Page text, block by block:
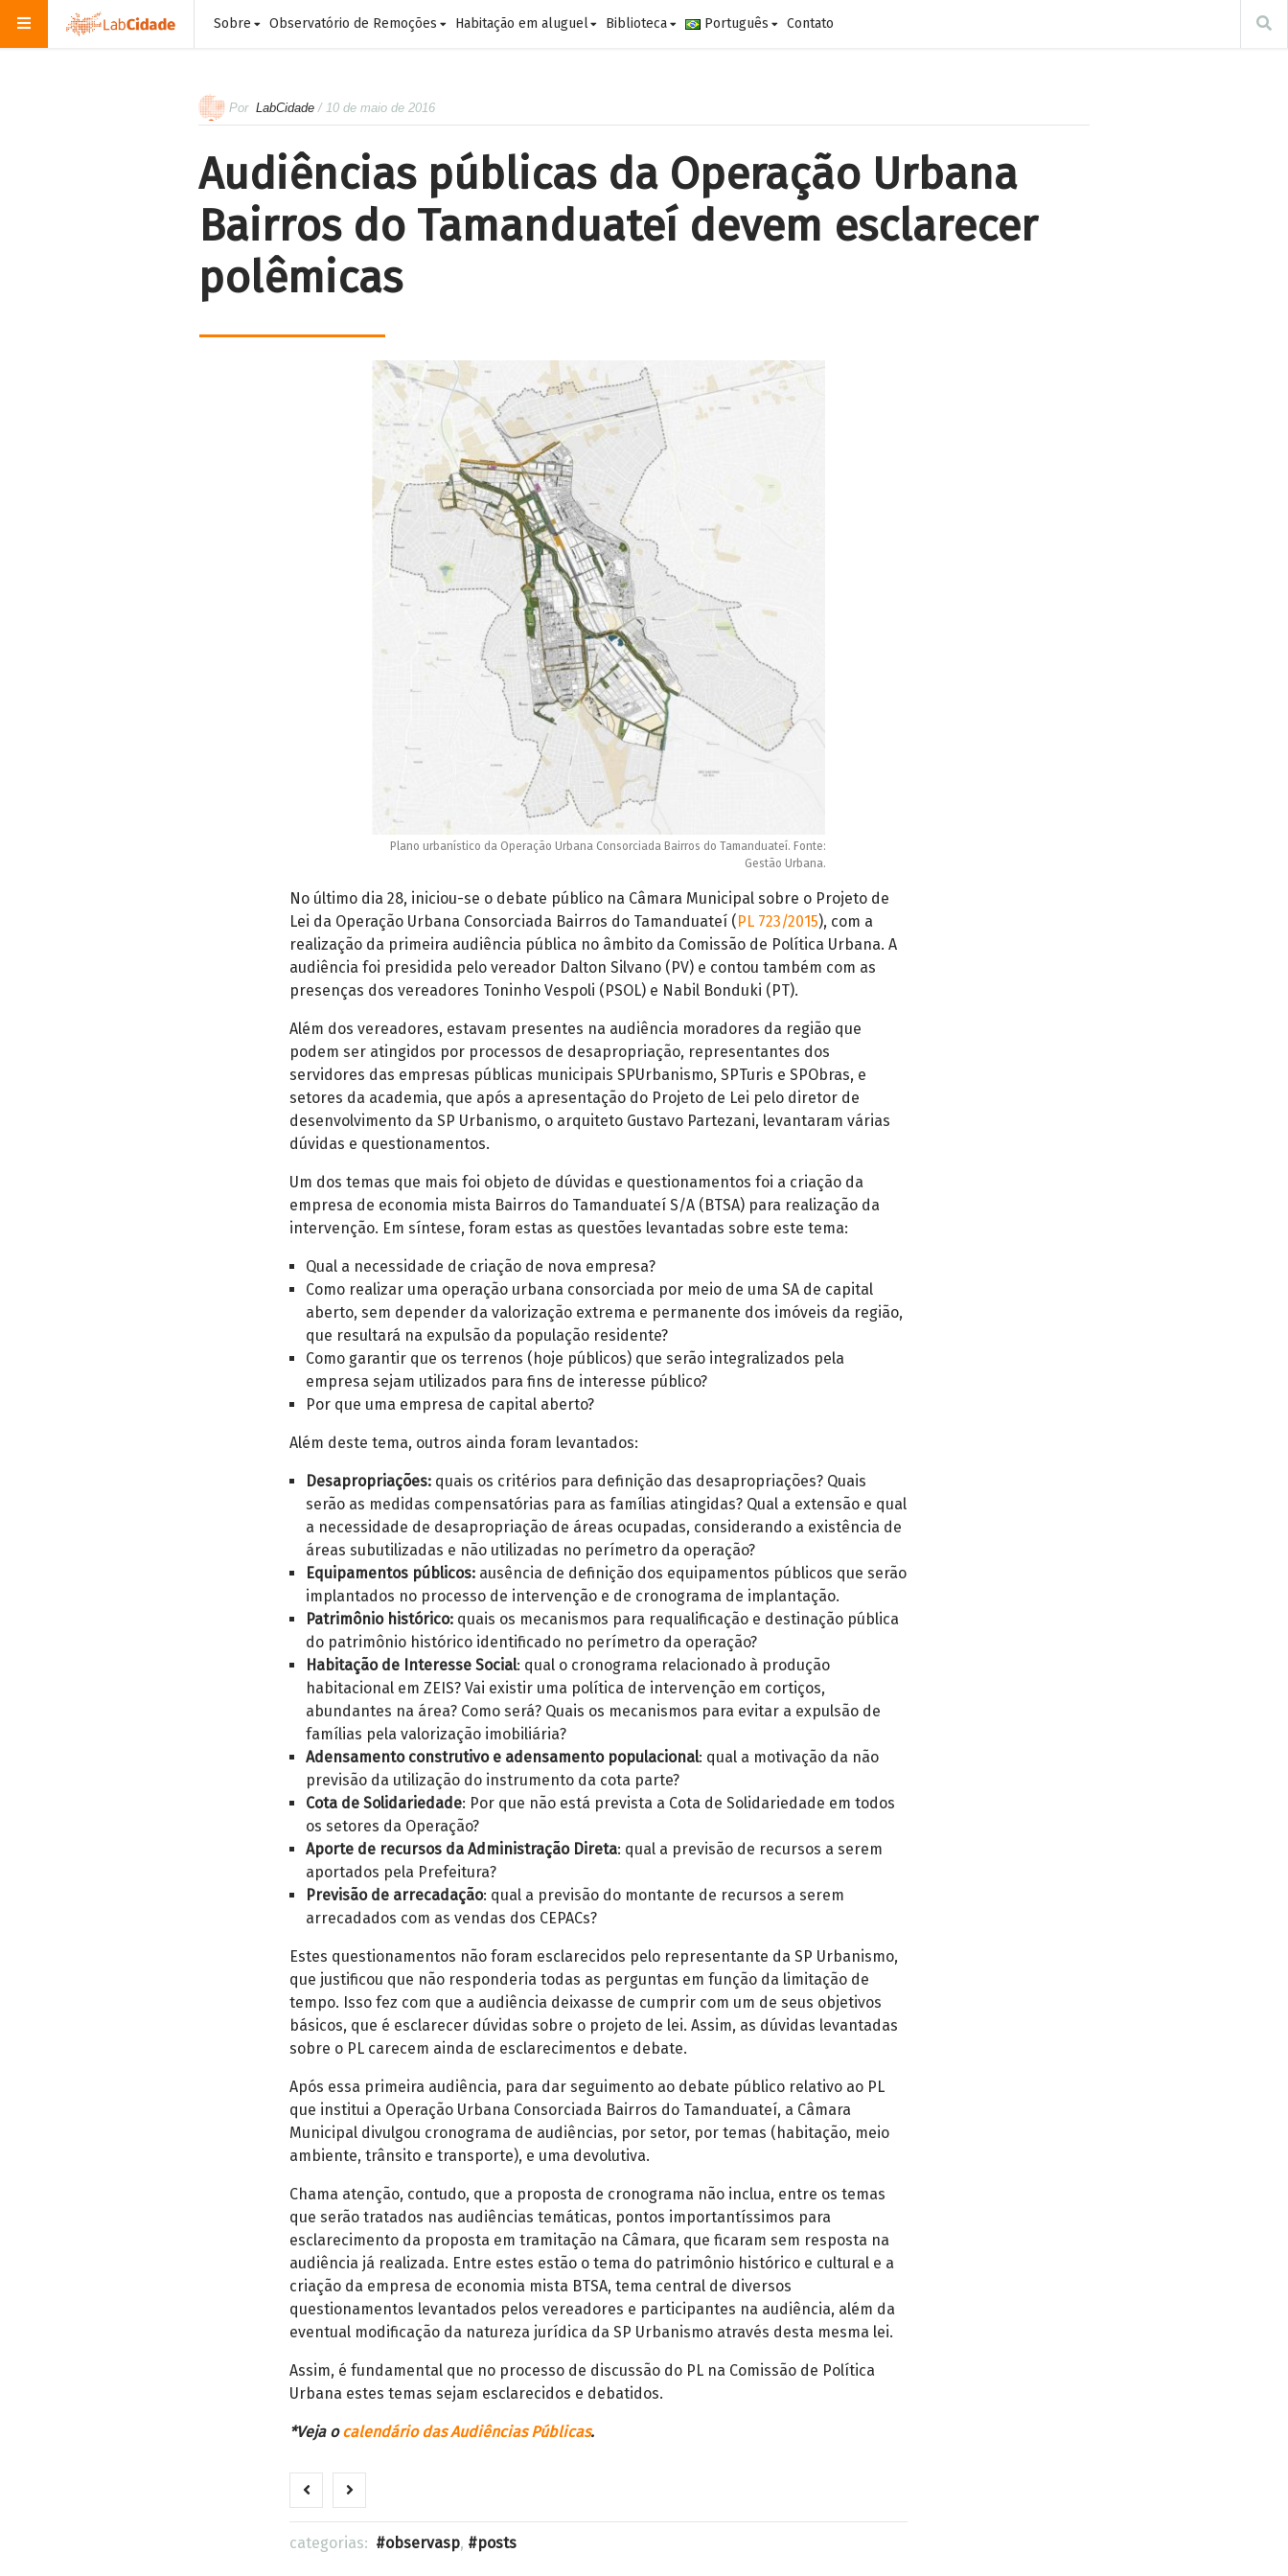
Sobre Observatório de Remoções Habitação em aluguel Biblioteca Português Contato
Por LabCidade / 10 de maio de 2016
Audiências públicas da Operação Urbana
Bairros do Tamanduateí devem esclarecer
polêmicas
Plano urbanístico da Operação Urbana Consorciada Bairros do Tamanduateí. Fonte:
Gestão Urbana.
No último dia 28, iniciou-se o debate público na Câmara Municipal sobre o Projeto de
Lei da Operação Urbana Consorciada Bairros do Tamanduateí (PL 723/2015), com a
realização da primeira audiência pública no âmbito da Comissão de Política Urbana. A
audiência foi presidida pelo vereador Dalton Silvano (PV) e contou também com as
presenças dos vereadores Toninho Vespoli (PSOL) e Nabil Bonduki (PT).
Além dos vereadores, estavam presentes na audiência moradores da região que
podem ser atingidos por processos de desapropriação, representantes dos
servidores das empresas públicas municipais SPUrbanismo, SPTuris e SPObras, e
setores da academia, que após a apresentação do Projeto de Lei pelo diretor de
desenvolvimento da SP Urbanismo, o arquiteto Gustavo Partezani, levantaram várias
dúvidas e questionamentos.
Um dos temas que mais foi objeto de dúvidas e questionamentos foi a criação da
empresa de economia mista Bairros do Tamanduateí S/A (BTSA) para realização da
intervenção. Em síntese, foram estas as questões levantadas sobre este tema:
Qual a necessidade de criação de nova empresa?
Como realizar uma operação urbana consorciada por meio de uma SA de capital
aberto, sem depender da valorização extrema e permanente dos imóveis da região,
que resultará na expulsão da população residente?
Como garantir que os terrenos (hoje públicos) que serão integralizados pela
empresa sejam utilizados para fins de interesse público?
Por que uma empresa de capital aberto?
Além deste tema, outros ainda foram levantados:
Desapropriações: quais os critérios para definição das desapropriações? Quais
serão as medidas compensatórias para as famílias atingidas? Qual a extensão e qual
a necessidade de desapropriação de áreas ocupadas, considerando a existência de
áreas subutilizadas e não utilizadas no perímetro da operação?
Equipamentos públicos: ausência de definição dos equipamentos públicos que serão
implantados no processo de intervenção e de cronograma de implantação.
Patrimônio histórico: quais os mecanismos para requalificação e destinação pública
do patrimônio histórico identificado no perímetro da operação?
Habitação de Interesse Social: qual o cronograma relacionado à produção
habitacional em ZEIS? Vai existir uma política de intervenção em cortiços,
abundantes na área? Como será? Quais os mecanismos para evitar a expulsão de
famílias pela valorização imobiliária?
Adensamento construtivo e adensamento populacional: qual a motivação da não
previsão da utilização do instrumento da cota parte?
Cota de Solidariedade: Por que não está prevista a Cota de Solidariedade em todos
os setores da Operação?
Aporte de recursos da Administração Direta: qual a previsão de recursos a serem
aportados pela Prefeitura?
Previsão de arrecadação: qual a previsão do montante de recursos a serem
arrecadados com as vendas dos CEPACs?
Estes questionamentos não foram esclarecidos pelo representante da SP Urbanismo,
que justificou que não responderia todas as perguntas em função da limitação de
tempo. Isso fez com que a audiência deixasse de cumprir com um de seus objetivos
básicos, que é esclarecer dúvidas sobre o projeto de lei. Assim, as dúvidas levantadas
sobre o PL carecem ainda de esclarecimentos e debate.
Após essa primeira audiência, para dar seguimento ao debate público relativo ao PL
que institui a Operação Urbana Consorciada Bairros do Tamanduateí, a Câmara
Municipal divulgou cronograma de audiências, por setor, por temas (habitação, meio
ambiente, trânsito e transporte), e uma devolutiva.
Chama atenção, contudo, que a proposta de cronograma não inclua, entre os temas
que serão tratados nas audiências temáticas, pontos importantíssimos para
esclarecimento da proposta em tramitação na Câmara, que ficaram sem resposta na
audiência já realizada. Entre estes estão o tema do patrimônio histórico e cultural e a
criação da empresa de economia mista BTSA, tema central de diversos
questionamentos levantados pelos vereadores e participantes na audiência, além da
eventual modificação da natureza jurídica da SP Urbanismo através desta mesma lei.
Assim, é fundamental que no processo de discussão do PL na Comissão de Política
Urbana estes temas sejam esclarecidos e debatidos.
*Veja ocalendário das Audiências Públicas.
categorias: observasp, posts